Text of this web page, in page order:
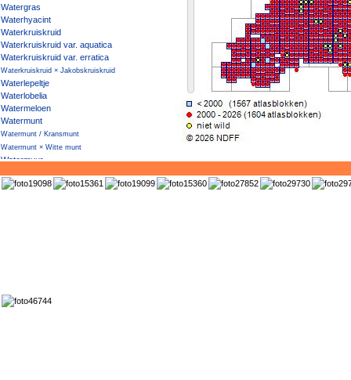
Watergras
Waterhyacint
Waterkruiskruid
Waterkruiskruid var. aquatica
Waterkruiskruid var. erratica
Waterkruiskruid × Jakobskruiskruid
Waterlepeltje
Waterlobelia
Watermeloen
Watermunt
Watermunt / Kransmunt
Watermunt × Witte munt
Watermuur
Waterpeper
Waterwaaier
Waterzuring